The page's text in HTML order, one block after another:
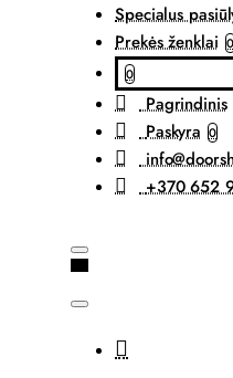
Specialus
Prekės ženklai 0
0
Pagrindinis
Paskyra 0
+370 652